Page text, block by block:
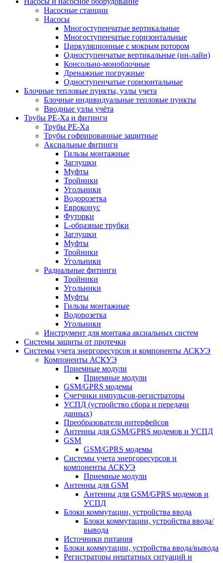
Насосные станции
Насосы
Многоступенчатые вертикальные
Многоступенчатые горизонтальные
Циркуляционные с мокрым ротором
Одноступенчатые вертикальные (ин-лайн)
Консольно-моноблочные
Дренажные погружные
Одноступенчатые горизонтальные
Блочные тепловые пункты, узлы учета
Блочные индивидуальные тепловые пункты
Вводные узлы учёта
Трубы РЕ-Ха и фитинги
Трубы РЕ-Ха
Трубы гофрированные защитные
Аксиальные фитинги
Гильзы монтажные
Заглушки
Муфты
Тройники
Угольники
Водорозетка
Евроконус
Футорки
L-образные трубки
Заглушки
Муфты
Тройники
Угольники
Радиальные фитинги
Тройники
Угольники
Муфты
Гильзы монтажные
Водорозетка
Угольники
Инструмент для монтажа аксиальных систем
Системы защиты от протечки
Системы учета энергоресурсов и компоненты АСКУЭ
Компоненты АСКУЭ
Приемные модули
Приемные модули
GSM/GPRS модемы
Счетчики импульсов-регистраторы
УСПД (устройство сбора и передачи
данных)
Преобразователи интерфейсов
Антенны для GSM/GPRS модемов и УСПД
GSM
GSM/GPRS модемы
Системы учета энергоресурсов и
компоненты АСКУЭ
Приемные модули
Антенны для GSM
Антенны для GSM/GPRS модемов и
УСПД
Блоки коммутации, устройства ввода
Блоки коммутации, устройства ввода/
вывода
Источники питания
Блоки коммутации, устройства ввода/вывода
Регистраторы нештатных ситуаций и